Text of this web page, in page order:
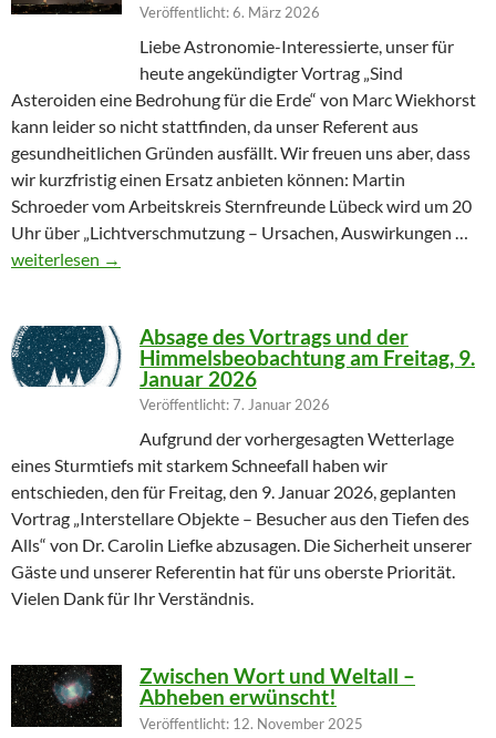
Veröffentlicht: 6. März 2026
Liebe Astronomie-Interessierte, unser für
heute angekündigter Vortrag „Sind
Asteroiden eine Bedrohung für die Erde“ von Marc Wiekhorst
kann leider so nicht stattfinden, da unser Referent aus
gesundheitlichen Gründen ausfällt. Wir freuen uns aber, dass
wir kurzfristig einen Ersatz anbieten können: Martin
Schroeder vom Arbeitskreis Sternfreunde Lübeck wird um 20
Uhr über „Lichtverschmutzung – Ursachen, Auswirkungen …
Geändertes Vortragsthema 06.03.2026
weiterlesen →
Absage des Vortrags und der
Himmelsbeobachtung am Freitag, 9.
Januar 2026
Veröffentlicht: 7. Januar 2026
Aufgrund der vorhergesagten Wetterlage
eines Sturmtiefs mit starkem Schneefall haben wir
entschieden, den für Freitag, den 9. Januar 2026, geplanten
Vortrag „Interstellare Objekte – Besucher aus den Tiefen des
Alls“ von Dr. Carolin Liefke abzusagen. Die Sicherheit unserer
Gäste und unserer Referentin hat für uns oberste Priorität.
Vielen Dank für Ihr Verständnis.
Zwischen Wort und Weltall –
Abheben erwünscht!
Veröffentlicht: 12. November 2025